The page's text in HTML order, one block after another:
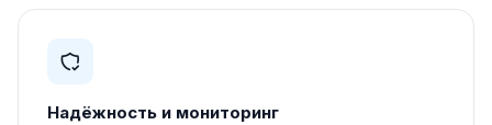
Надёжность и мониторинг